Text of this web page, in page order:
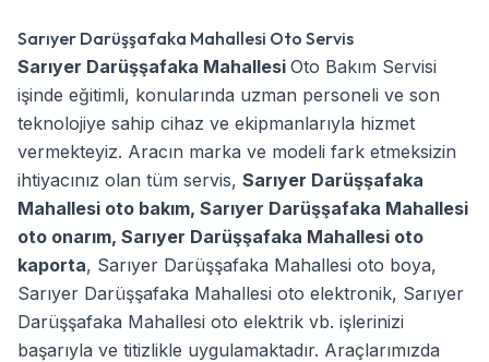
Sarıyer Darüşşafaka Mahallesi Oto Servis
Sarıyer Darüşşafaka Mahallesi Oto Bakım Servisi
işinde eğitimli, konularında uzman personeli ve son
teknolojiye sahip cihaz ve ekipmanlarıyla hizmet
vermekteyiz. Aracın marka ve modeli fark etmeksizin
ihtiyacınız olan tüm servis, Sarıyer Darüşşafaka
Mahallesi oto bakım, Sarıyer Darüşşafaka Mahallesi
oto onarım, Sarıyer Darüşşafaka Mahallesi oto
kaporta, Sarıyer Darüşşafaka Mahallesi oto boya,
Sarıyer Darüşşafaka Mahallesi oto elektronik, Sarıyer
Darüşşafaka Mahallesi oto elektrik vb. işlerinizi
başarıyla ve titizlikle uygulamaktadır. Araçlarımızda